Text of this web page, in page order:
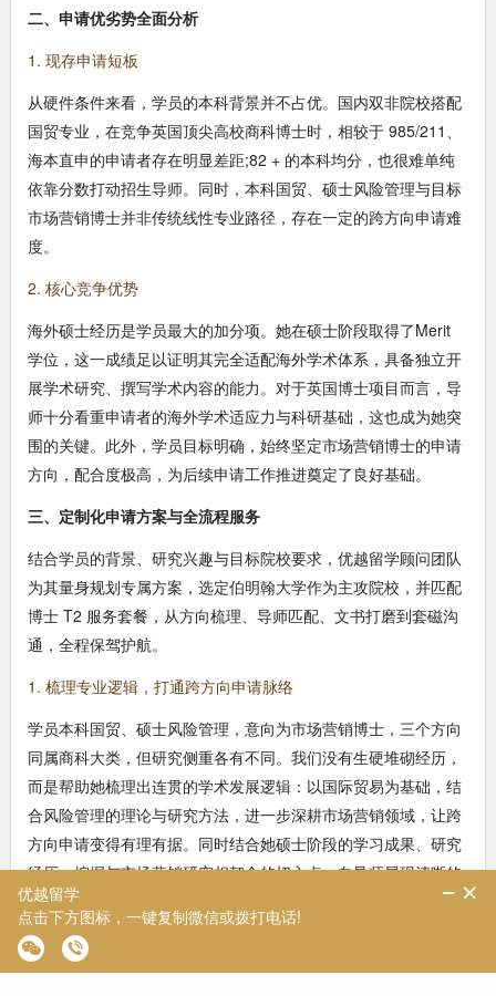
二、申请优劣势全面分析
1. 现存申请短板
从硬件条件来看，学员的本科背景并不占优。国内双非院校搭配
国贸专业，在竞争英国顶尖高校商科博士时，相较于 985/211、
海本直申的申请者存在明显差距;82 + 的本科均分，也很难单纯
依靠分数打动招生导师。同时，本科国贸、硕士风险管理与目标
市场营销博士并非传统线性专业路径，存在一定的跨方向申请难
度。
2. 核心竞争优势
海外硕士经历是学员最大的加分项。她在硕士阶段取得了Merit
学位，这一成绩足以证明其完全适配海外学术体系，具备独立开
展学术研究、撰写学术内容的能力。对于英国博士项目而言，导
师十分看重申请者的海外学术适应力与科研基础，这也成为她突
围的关键。此外，学员目标明确，始终坚定市场营销博士的申请
方向，配合度极高，为后续申请工作推进奠定了良好基础。
三、定制化申请方案与全流程服务
结合学员的背景、研究兴趣与目标院校要求，优越留学顾问团队
为其量身规划专属方案，选定伯明翰大学作为主攻院校，并匹配
博士 T2 服务套餐，从方向梳理、导师匹配、文书打磨到套磁沟
通，全程保驾护航。
1. 梳理专业逻辑，打通跨方向申请脉络
学员本科国贸、硕士风险管理，意向为市场营销博士，三个方向
同属商科大类，但研究侧重各有不同。我们没有生硬堆砌经历，
而是帮助她梳理出连贯的学术发展逻辑：以国际贸易为基础，结
合风险管理的理论与研究方法，进一步深耕市场营销领域，让跨
方向申请变得有理有据。同时结合她硕士阶段的学习成果、研究
经历，挖掘与市场营销研究相契合的切入点，向导师展现清晰的
研究规划，打消跨专业申请的顾虑。
2. 精准匹配院校与导师，聚焦研究契合度